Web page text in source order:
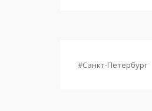
#Санкт-Петербург